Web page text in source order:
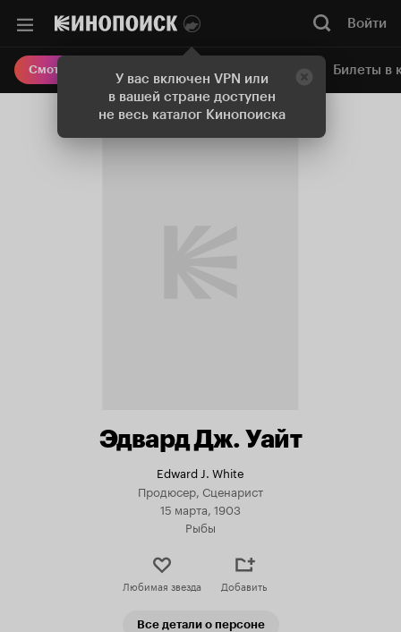
У вас включен VPN или
в вашей стране доступен
не весь каталог Кинопоиска
Войти
Смотреть кино Онлайн-кинотеатр Билеты в
Эдвард Дж. Уайт
Edward J. White
Продюсер, Сценарист
15 марта, 1903
Рыбы
Любимая звезда Добавить
Все детали о персоне